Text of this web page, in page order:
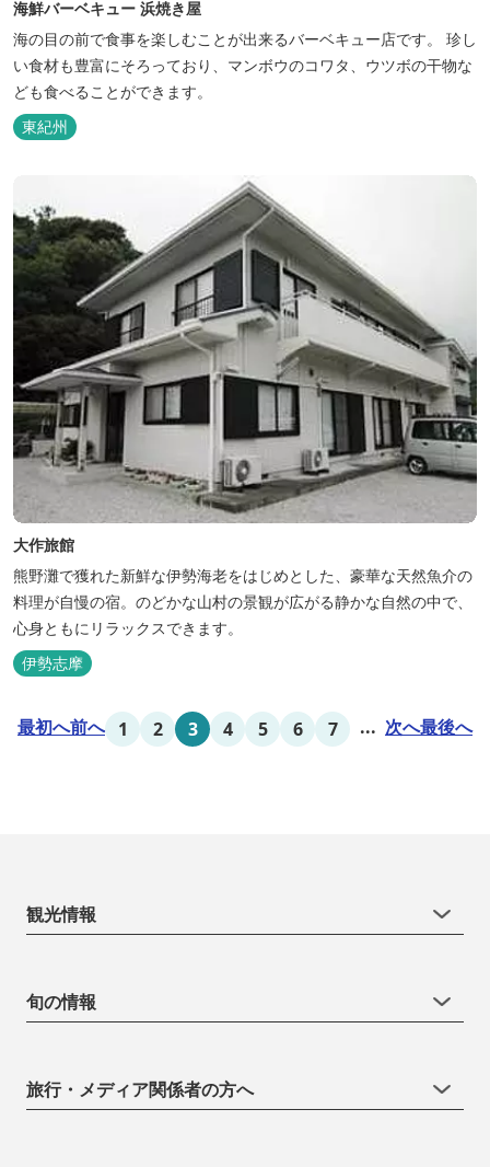
海鮮バーベキュー 浜焼き屋
海の目の前で食事を楽しむことが出来るバーベキュー店です。 珍し
い食材も豊富にそろっており、マンボウのコワタ、ウツボの干物な
ども食べることができます。
東紀州
大作旅館
熊野灘で獲れた新鮮な伊勢海老をはじめとした、豪華な天然魚介の
料理が自慢の宿。のどかな山村の景観が広がる静かな自然の中で、
心身ともにリラックスできます。
伊勢志摩
最初へ前へ 1 2 3 4 5 6 7 ... 次へ最後へ
観光情報
旬の情報
旅行・メディア関係者の方へ